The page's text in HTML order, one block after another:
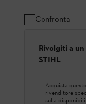
Confronta
Rivolgiti a
STIHL
Acquista
rivenditore
sulla